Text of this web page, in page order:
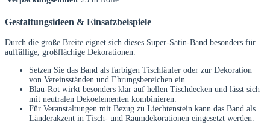
Gestaltungsideen & Einsatzbeispiele
Durch die große Breite eignet sich dieses Super-Satin-Band besonders für
auffällige, großflächige Dekorationen.
Setzen Sie das Band als farbigen Tischläufer oder zur Dekoration
von Vereinsständen und Ehrungsbereichen ein.
Blau-Rot wirkt besonders klar auf hellen Tischdecken und lässt sich
mit neutralen Dekoelementen kombinieren.
Für Veranstaltungen mit Bezug zu Liechtenstein kann das Band als
Länderakzent in Tisch- und Raumdekorationen eingesetzt werden.